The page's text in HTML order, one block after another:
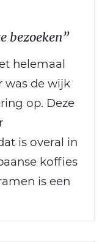
bezoeken”
helemaal
was de wijk
op. Deze
is overal in
koffies
is een